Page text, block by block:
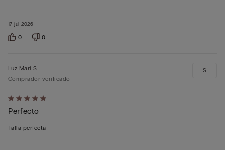
17 jul 2026
0 0
Calificación
de
5
Luz Mari S
Comprador verificado
Perfecto
Talla perfecta
S